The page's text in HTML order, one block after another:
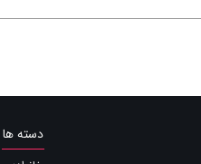
دسته ها